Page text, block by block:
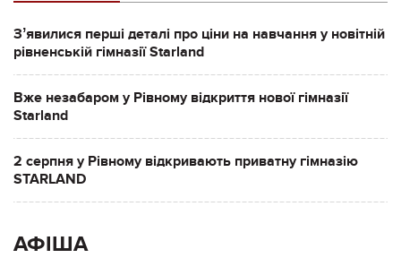
Зʼявилися перші деталі про ціни на навчання у новітній
рівненській гімназії Starland
Вже незабаром у Рівному відкриття нової гімназії
Starland
2 серпня у Рівному відкривають приватну гімназію
STARLAND
АФІША